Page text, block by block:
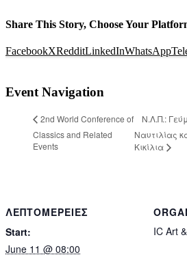
Share This Story, Choose Your
FacebookXRedditLinkedInWhatsApp
Event Navigation
2nd World Conference of
Classics and Related
Events
Ν.Λ.Π.:
Ναυτιλίας
Κικίλια
ΛΕΠΤΟΜΈΡΕΙΕΣ
Start:
June 11 @ 08:00
IC Art